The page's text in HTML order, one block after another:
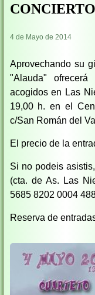
4 de Mayo de 2014
Aprovechando su
"Alauda"
acogidos en Las
19,00 h. en el
c/San Román del
El precio de la
Si no podeis
(cta. de As. Las
5685 8202 0004
Reserva de